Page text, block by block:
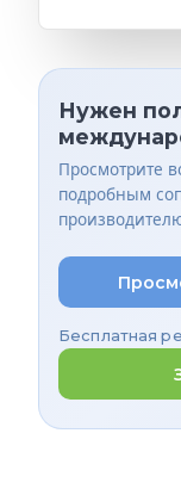
Нужен
Просмотрите
подробным
Бесплатная